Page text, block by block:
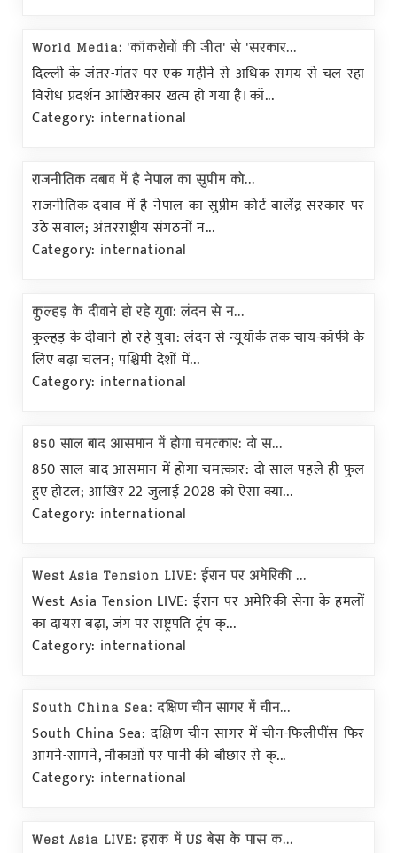
World Media: 'कॉकरोचों की जीत' से 'सरकार...
दिल्ली के जंतर-मंतर पर एक महीने से अधिक समय से चल रहा
विरोध प्रदर्शन आखिरकार खत्म हो गया है। कॉ...
Category: international
राजनीतिक दबाव में है नेपाल का सुप्रीम को...
राजनीतिक दबाव में है नेपाल का सुप्रीम कोर्ट बालेंद्र सरकार पर
उठे सवाल; अंतरराष्ट्रीय संगठनों न...
Category: international
कुल्हड़ के दीवाने हो रहे युवा: लंदन से न...
कुल्हड़ के दीवाने हो रहे युवा: लंदन से न्यूयॉर्क तक चाय-कॉफी के
लिए बढ़ा चलन; पश्चिमी देशों में...
Category: international
850 साल बाद आसमान में होगा चमत्कार: दो स...
850 साल बाद आसमान में होगा चमत्कार: दो साल पहले ही फुल
हुए होटल; आखिर 22 जुलाई 2028 को ऐसा क्या...
Category: international
West Asia Tension LIVE: ईरान पर अमेरिकी ...
West Asia Tension LIVE: ईरान पर अमेरिकी सेना के हमलों
का दायरा बढ़ा, जंग पर राष्ट्रपति ट्रंप क्...
Category: international
South China Sea: दक्षिण चीन सागर में चीन...
South China Sea: दक्षिण चीन सागर में चीन-फिलीपींस फिर
आमने-सामने, नौकाओं पर पानी की बौछार से क्...
Category: international
West Asia LIVE: इराक में US बेस के पास क...